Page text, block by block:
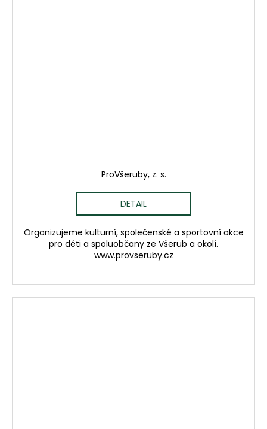
ProVšeruby, z. s.
DETAIL
Organizujeme kulturní, společenské a sportovní akce
pro děti a spoluobčany ze Všerub a okolí.
www.provseruby.cz